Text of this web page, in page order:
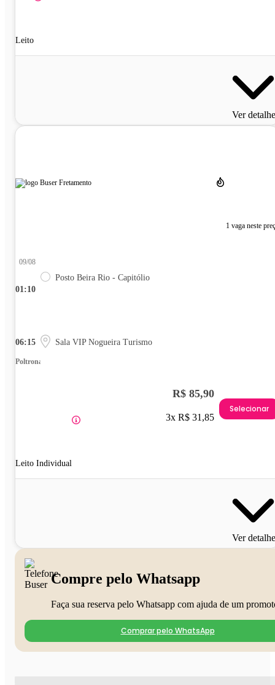
Leito
Ver
1 vaga neste
01:10
09/08
Posto Beira Rio - Capitólio
06:15 Sala VIP Nogueira Turismo
Poltrona
Leito Individual
R$ 85,90
3x R$ 31,85
Selecionar
Ver
Compre pelo Whatsapp
Faça sua reserva pelo Whatsapp com ajuda de um
Comprar pelo WhatsApp